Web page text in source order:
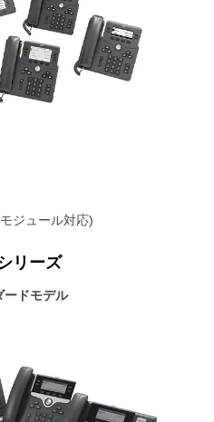
ジュール対応)
リーズ
ードモデル